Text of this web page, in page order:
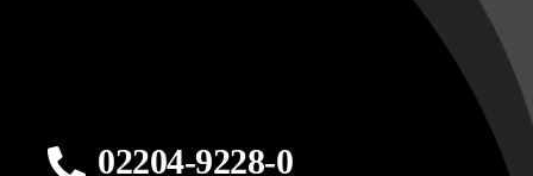
02204-9228-0